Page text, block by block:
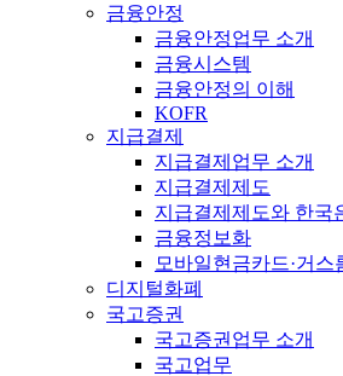
금융안정
금융안정업무 소개
금융시스템
금융안정의 이해
KOFR
지급결제
지급결제업무 소개
지급결제제도
지급결제제도와 한국
금융정보화
모바일현금카드·거
디지털화폐
국고증권
국고증권업무 소개
국고업무